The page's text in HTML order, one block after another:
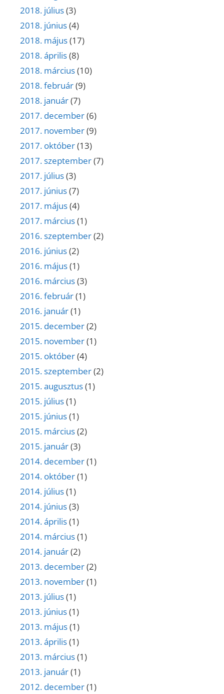
2018. július(3)
2018. június(4)
2018. május(17)
2018. április(8)
2018. március(10)
2018. február(9)
2018. január(7)
2017. december(6)
2017. november(9)
2017. október(13)
2017. szeptember(7)
2017. július(3)
2017. június(7)
2017. május(4)
2017. március(1)
2016. szeptember(2)
2016. június(2)
2016. május(1)
2016. március(3)
2016. február(1)
2016. január(1)
2015. december(2)
2015. november(1)
2015. október(4)
2015. szeptember(2)
2015. augusztus(1)
2015. július(1)
2015. június(1)
2015. március(2)
2015. január(3)
2014. december(1)
2014. október(1)
2014. július(1)
2014. június(3)
2014. április(1)
2014. március(1)
2014. január(2)
2013. december(2)
2013. november(1)
2013. július(1)
2013. június(1)
2013. május(1)
2013. április(1)
2013. március(1)
2013. január(1)
2012. december(1)